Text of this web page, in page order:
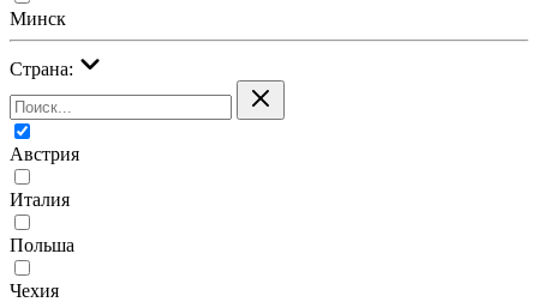
Минск
Страна:
Австрия
Италия
Польша
Чехия